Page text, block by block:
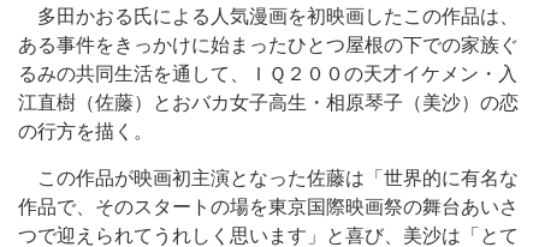
多田かおる氏による人気漫画を初映画したこの作品は、
ある事件をきっかけに始まったひとつ屋根の下での家族ぐ
るみの共同生活を通して、ＩＱ２００の天才イケメン・入
江直樹（佐藤）とおバカ女子高生・相原琴子（美沙）の恋
の行方を描く。
この作品が映画初主演となった佐藤は「世界的に有名な
作品で、そのスタートの場を東京国際映画祭の舞台あいさ
つで迎えられてうれしく思います」と喜び、美沙は「とて